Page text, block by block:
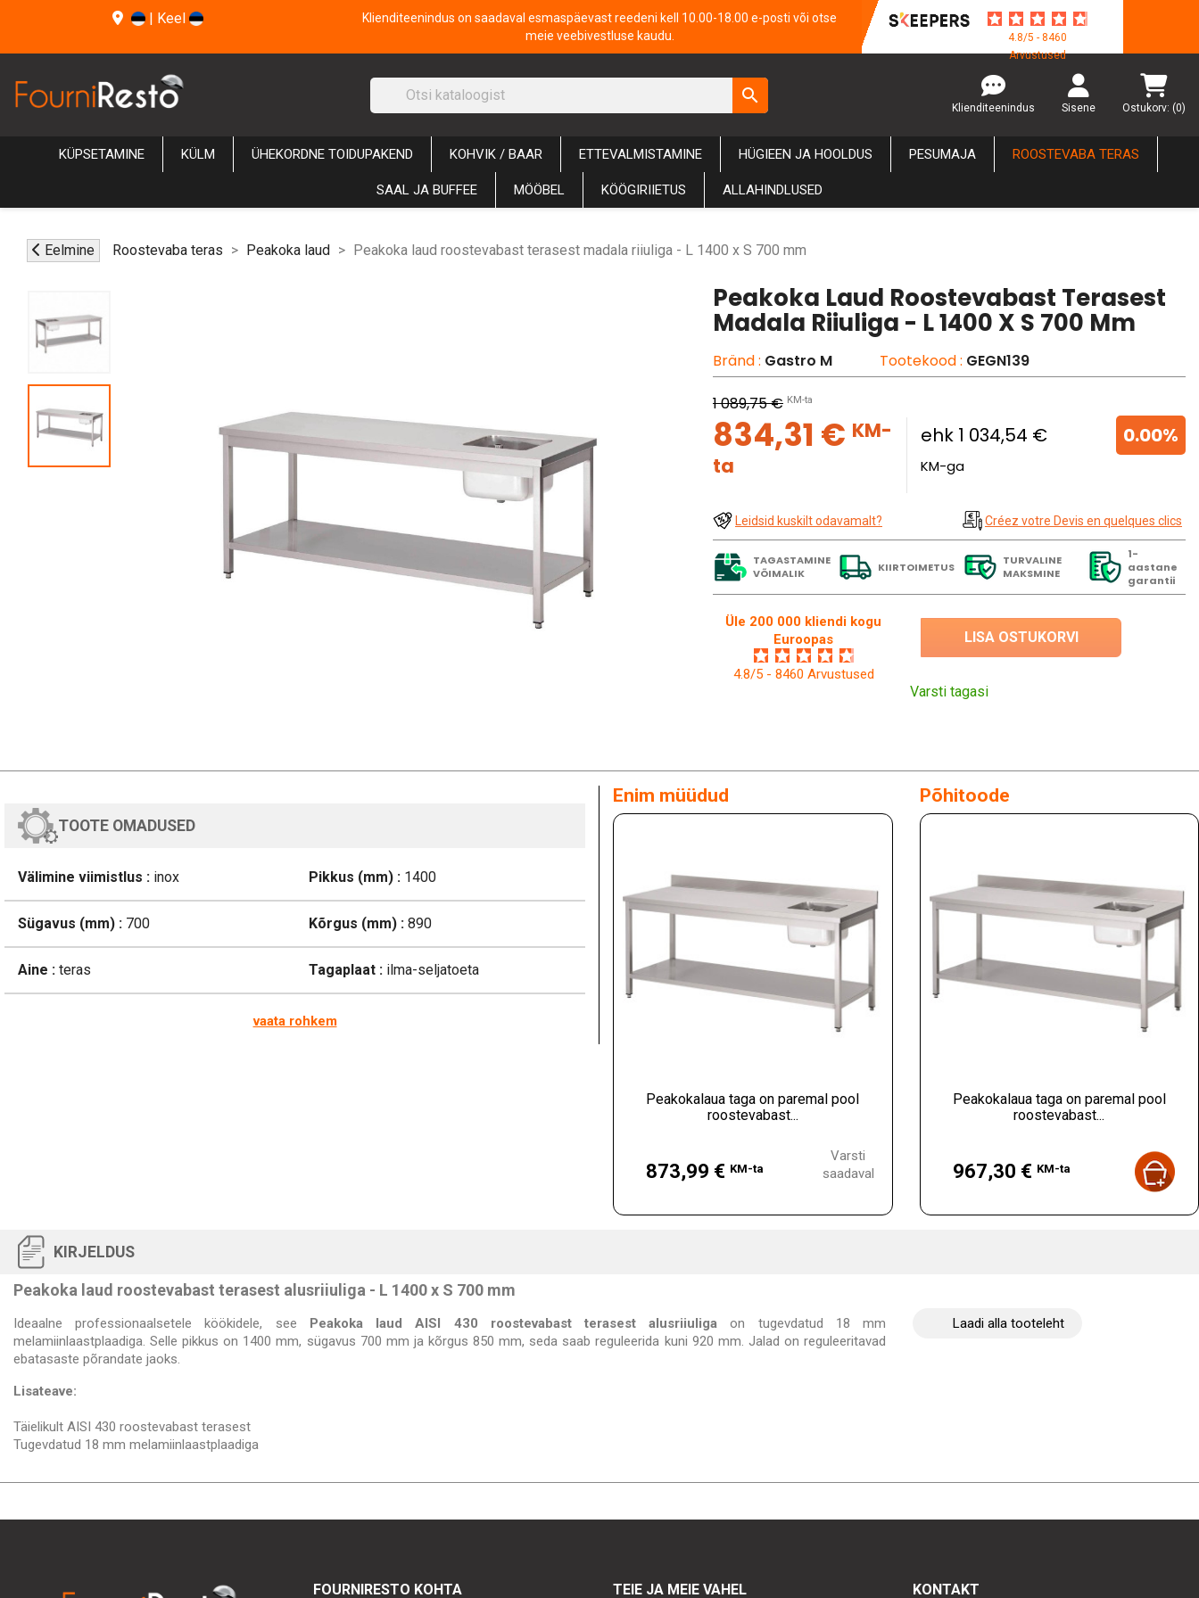
| Keel
Klienditeenindus on saadaval esmaspäevast reedeni kell 10.00-18.00 e-posti või otse
meie veebivestluse kaudu.
4.8/5 - 8460
Arvustused
search
Klienditeenindus Sisene Ostukorv: (0)
KÜPSETAMINE KÜLM ÜHEKORDNE TOIDUPAKEND KOHVIK / BAAR ETTEVALMISTAMINE HÜGIEEN JA HOOLDUS PESUMAJA ROOSTEVABA TERAS
SAAL JA BUFFEE MÖÖBEL KÖÖGIRIIETUS ALLAHINDLUSED
Eelmine Roostevaba teras Peakoka laud Peakoka laud roostevabast terasest madala riiuliga - L 1400 x S 700 mm
Peakoka Laud Roostevabast Terasest
Madala Riiuliga - L 1400 X S 700 Mm
Bränd : Gastro M Tootekood : GEGN139
1 089,75 € KM-ta
834,31 € KM-
ta
ehk 1 034,54 €
KM-ga
0.00%
Leidsid kuskilt odavamalt? Créez votre Devis en quelques clics
TAGASTAMINE
VÕIMALIK
KIIRTOIMETUS
TURVALINE
MAKSMINE
1-
aastane
garantii
Üle 200 000 kliendi kogu
Euroopas
4.8/5 - 8460 Arvustused
LISA OSTUKORVI
Varsti tagasi
TOOTE OMADUSED
Välimine viimistlus : inox Pikkus (mm) :1400
Sügavus (mm) : 700 Kõrgus (mm) :890
Aine : teras Tagaplaat :ilma-seljatoeta
vaata rohkem
Enim müüdud
Peakokalaua taga on paremal pool
roostevabast...
873,99 € KM-ta
Varsti
saadaval
Põhitoode
Peakokalaua taga on paremal pool
roostevabast...
967,30 € KM-ta
KIRJELDUS
Peakoka laud roostevabast terasest alusriiuliga - L 1400 x S 700 mm
Ideaalne professionaalsetele köökidele, see Peakoka laud AISI 430 roostevabast terasest alusriiuliga on tugevdatud 18 mm
melamiinlaastplaadiga. Selle pikkus on 1400 mm, sügavus 700 mm ja kõrgus 850 mm, seda saab reguleerida kuni 920 mm. Jalad on reguleeritavad
ebatasaste põrandate jaoks.
Lisateave:
Täielikult AISI 430 roostevabast terasest
Tugevdatud 18 mm melamiinlaastplaadiga
Laadi alla tooteleht
FOURNIRESTO KOHTA TEIE JA MEIE VAHEL KONTAKT